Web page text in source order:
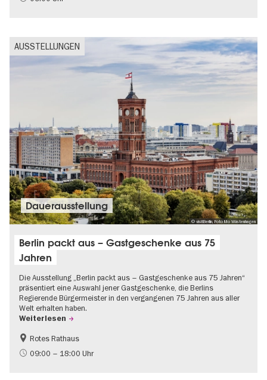
AUSSTELLUNGEN
© visitBerlin, Foto Mo Wüstenhagen
Dauer­aus­stel­lung
Berlin packt aus – Gastgeschenke aus 75
Jahren
Die Ausstellung „Berlin packt aus – Gastgeschenke aus 75 Jahren“
präsentiert eine Auswahl jener Gastgeschenke, die Berlins
Regierende Bürgermeister in den vergangenen 75 Jahren aus aller
Welt erhalten haben.
Weiterlesen
Geschichte
Gratis
Rotes Rathaus
09:00 – 18:00 Uhr